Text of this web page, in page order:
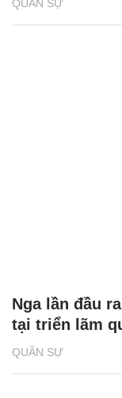
QUÂN SỰ
QUÂN SỰ
Nga lần đầu
tại triển lãm